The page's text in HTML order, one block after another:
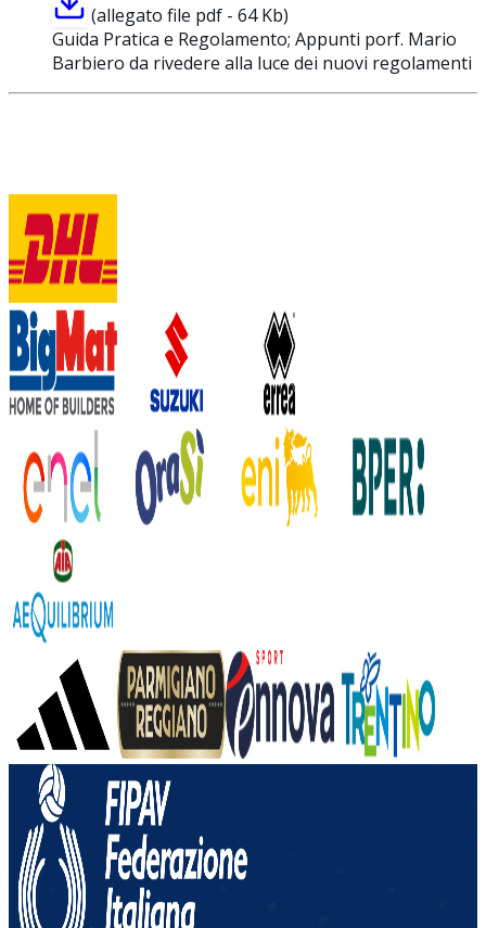
(allegato file pdf - 64 Kb)
Guida Pratica e Regolamento; Appunti porf. Mario
Barbiero da rivedere alla luce dei nuovi regolamenti